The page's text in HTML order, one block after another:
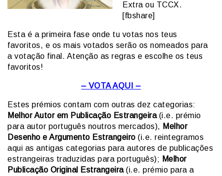
Extra ou TCCX.
[fbshare]
Esta é a primeira fase onde tu votas nos teus
favoritos, e os mais votados serão os nomeados para
a votação final. Atenção as regras e escolhe os teus
favoritos!
– VOTA AQUI –
Estes prémios contam com outras dez categorias:
Melhor Autor em Publicação Estrangeira(i.e. prémio
para autor português noutros mercados), Melhor
Desenho e Argumento Estrangeiro (i.e. reintegramos
aqui as antigas categorias para autores de publicações
estrangeiras traduzidas para português); Melhor
Publicação Original Estrangeira(i.e. prémio para a